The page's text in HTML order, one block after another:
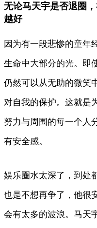
无论马天宇是否退圈
越好
因为有一段悲惨的童年
生命中大部分的光。即
仍然可以从无助的微笑
对自我的保护。这就是
努力与周围的每一个人
有安全感。
娱乐圈水太深了，到处
也是不想再争了，他很
会有太多的波浪。马天